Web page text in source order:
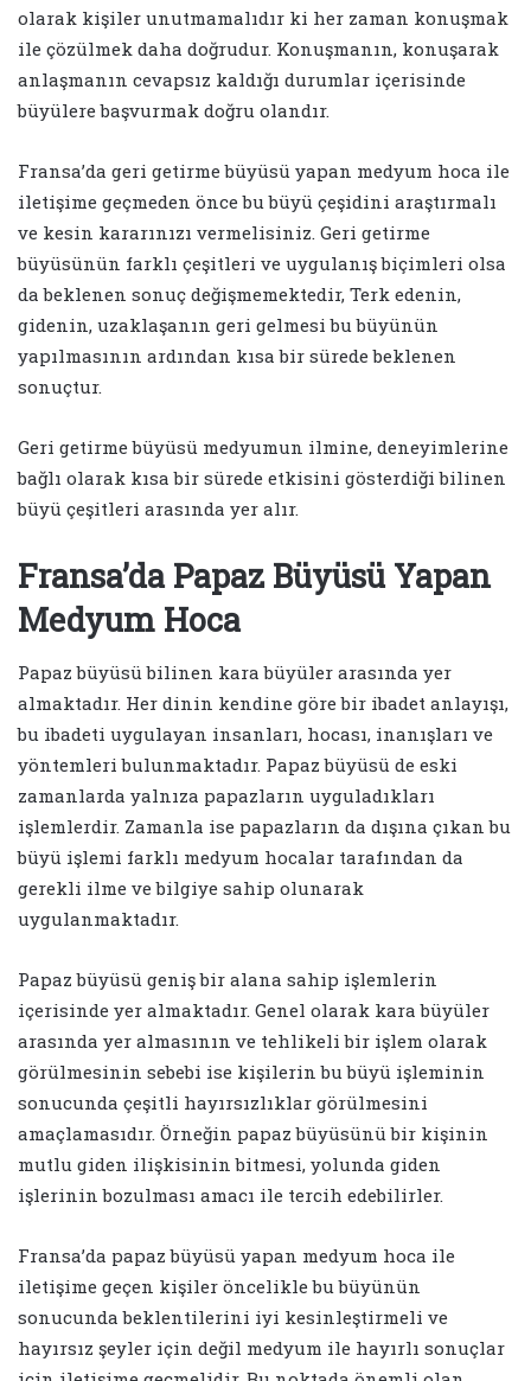
olarak kişiler unutmamalıdır ki her zaman konuşmak
ile çözülmek daha doğrudur. Konuşmanın, konuşarak
anlaşmanın cevapsız kaldığı durumlar içerisinde
büyülere başvurmak doğru olandır.
Fransa’da geri getirme büyüsü yapan medyum hoca ile
iletişime geçmeden önce bu büyü çeşidini araştırmalı
ve kesin kararınızı vermelisiniz. Geri getirme
büyüsünün farklı çeşitleri ve uygulanış biçimleri olsa
da beklenen sonuç değişmemektedir, Terk edenin,
gidenin, uzaklaşanın geri gelmesi bu büyünün
yapılmasının ardından kısa bir sürede beklenen
sonuçtur.
Geri getirme büyüsü medyumun ilmine, deneyimlerine
bağlı olarak kısa bir sürede etkisini gösterdiği bilinen
büyü çeşitleri arasında yer alır.
Fransa’da Papaz Büyüsü Yapan
Medyum Hoca
Papaz büyüsü bilinen kara büyüler arasında yer
almaktadır. Her dinin kendine göre bir ibadet anlayışı,
bu ibadeti uygulayan insanları, hocası, inanışları ve
yöntemleri bulunmaktadır. Papaz büyüsü de eski
zamanlarda yalnıza papazların uyguladıkları
işlemlerdir. Zamanla ise papazların da dışına çıkan bu
büyü işlemi farklı medyum hocalar tarafından da
gerekli ilme ve bilgiye sahip olunarak
uygulanmaktadır.
Papaz büyüsü geniş bir alana sahip işlemlerin
içerisinde yer almaktadır. Genel olarak kara büyüler
arasında yer almasının ve tehlikeli bir işlem olarak
görülmesinin sebebi ise kişilerin bu büyü işleminin
sonucunda çeşitli hayırsızlıklar görülmesini
amaçlamasıdır. Örneğin papaz büyüsünü bir kişinin
mutlu giden ilişkisinin bitmesi, yolunda giden
işlerinin bozulması amacı ile tercih edebilirler.
Fransa’da papaz büyüsü yapan medyum hoca ile
iletişime geçen kişiler öncelikle bu büyünün
sonucunda beklentilerini iyi kesinleştirmeli ve
hayırsız şeyler için değil medyum ile hayırlı sonuçlar